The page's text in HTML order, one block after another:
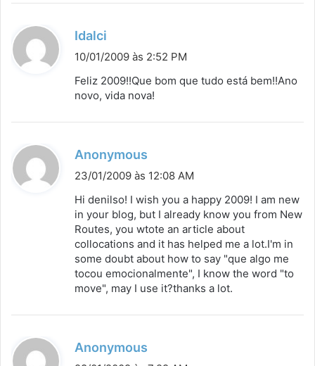
Idalci
i
s
10/01/2009 às 2:52 PM
Feliz 2009!!Que bom que tudo está bem!!Ano
novo, vida nova!
Anonymous
i
s
e
:
23/01/2009 às 12:08 AM
Hi denilso! I wish you a happy 2009! I am new
in your blog, but I already know you from New
Routes, you wtote an article about
collocations and it has helped me a lot.I'm in
some doubt about how to say "que algo me
tocou emocionalmente", I know the word "to
move", may I use it?thanks a lot.
Anonymous